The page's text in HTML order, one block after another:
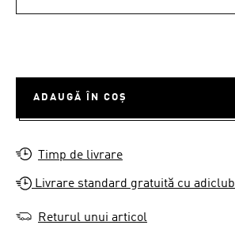
ADAUGĂ ÎN COȘ
Timp de livrare
Livrare standard gratuită cu adiclub
Returul unui articol